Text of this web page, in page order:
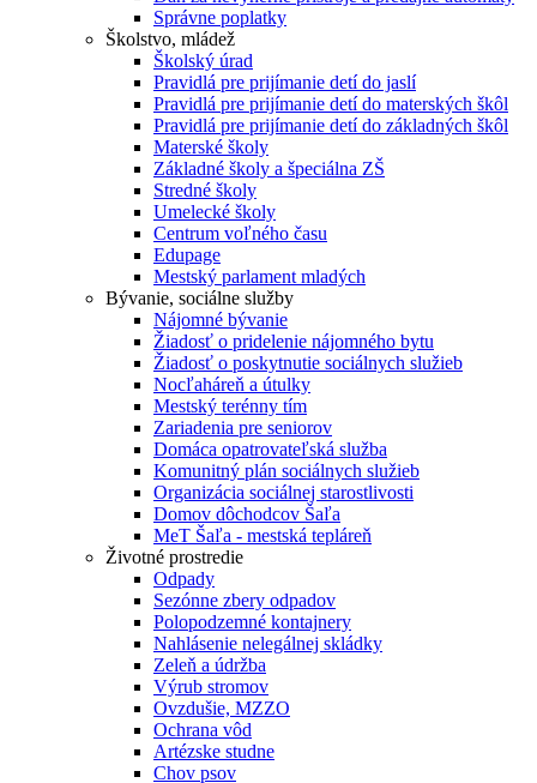
Správne poplatky
Školstvo, mládež
Školský úrad
Pravidlá pre prijímanie detí do jaslí
Pravidlá pre prijímanie detí do materských škôl
Pravidlá pre prijímanie detí do základných škôl
Materské školy
Základné školy a špeciálna ZŠ
Stredné školy
Umelecké školy
Centrum voľného času
Edupage
Mestský parlament mladých
Bývanie, sociálne služby
Nájomné bývanie
Žiadosť o pridelenie nájomného bytu
Žiadosť o poskytnutie sociálnych služieb
Nocľaháreň a útulky
Mestský terénny tím
Zariadenia pre seniorov
Domáca opatrovateľská služba
Komunitný plán sociálnych služieb
Organizácia sociálnej starostlivosti
Domov dôchodcov Šaľa
MeT Šaľa - mestská tepláreň
Životné prostredie
Odpady
Sezónne zbery odpadov
Polopodzemné kontajnery
Nahlásenie nelegálnej skládky
Zeleň a údržba
Výrub stromov
Ovzdušie, MZZO
Ochrana vôd
Artézske studne
Chov psov